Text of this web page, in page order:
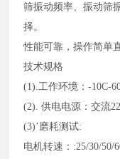
筛振动频率、振动筛
择。
性能可靠，操作简单
技术规格
(1).工作环境：-10C-
(2). 供电电源：交流
(3)’磨耗测试:
电机转速： :25/30/50/